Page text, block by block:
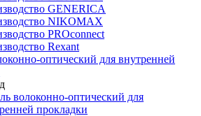
GENERICA
NIKOMAX
PROconnect
Rexant
оптический для внутренней
волоконно-оптический для
прокладки